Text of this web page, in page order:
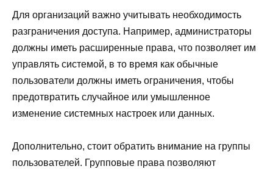
Для организаций важно учитывать необходимость
разграничения доступа. Например, администраторы
должны иметь расширенные права, что позволяет им
управлять системой, в то время как обычные
пользователи должны иметь ограничения, чтобы
предотвратить случайное или умышленное
изменение системных настроек или данных.
Дополнительно, стоит обратить внимание на группы
пользователей. Групповые права позволяют